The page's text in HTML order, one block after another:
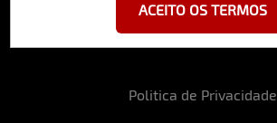
ACEITO OS TERMOS
Politica de Privacidade